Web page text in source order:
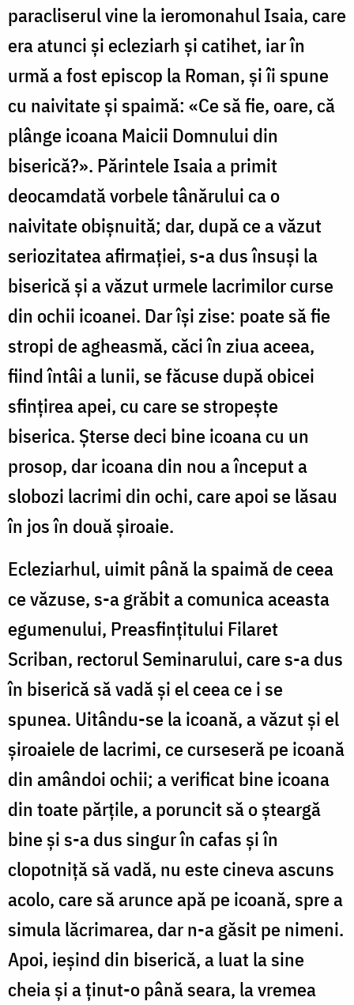
paracliserul vine la ieromonahul Isaia, care
era atunci şi ecleziarh şi catihet, iar în
urmă a fost episcop la Roman, şi îi spune
cu naivitate şi spaimă: «Ce să fie, oare, că
plânge icoana Maicii Domnului din
biserică?». Părintele Isaia a primit
deocamdată vorbele tânărului ca o
naivitate obişnuită; dar, după ce a văzut
seriozitatea afirmaţiei, s-a dus însuşi la
biserică şi a văzut urmele lacrimilor curse
din ochii icoanei. Dar îşi zise: poate să fie
stropi de agheasmă, căci în ziua aceea,
fiind întâi a lunii, se făcuse după obicei
sfinţirea apei, cu care se stropeşte
biserica. Şterse deci bine icoana cu un
prosop, dar icoana din nou a început a
slobozi lacrimi din ochi, care apoi se lăsau
în jos în două şiroaie.
Ecleziarhul, uimit până la spaimă de ceea
ce văzuse, s-a grăbit a comunica aceasta
egumenului, Preasfinţitului Filaret
Scriban, rectorul Seminarului, care s-a dus
în biserică să vadă şi el ceea ce i se
spunea. Uitându-se la icoană, a văzut şi el
şiroaiele de lacrimi, ce curseseră pe icoană
din amândoi ochii; a verificat bine icoana
din toate părţile, a poruncit să o şteargă
bine şi s-a dus singur în cafas şi în
clopotniţă să vadă, nu este cineva ascuns
acolo, care să arunce apă pe icoană, spre a
simula lăcrimarea, dar n-a găsit pe nimeni.
Apoi, ieşind din biserică, a luat la sine
cheia şi a ţinut-o până seara, la vremea